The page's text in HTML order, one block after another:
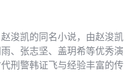
浚凯的同名小说，由赵浚凯
、张志坚、盖玥希等优秀演
刑警韩证飞与经验丰富的传